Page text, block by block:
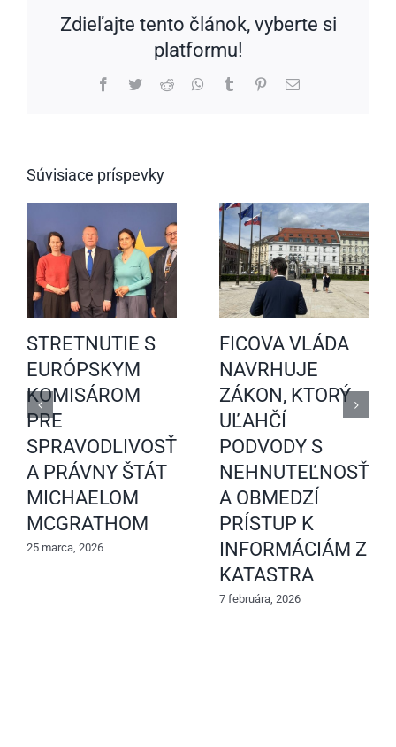
Zdieľajte tento článok, vyberte si
platformu!
Facebook
TwitterReddit WhatsApp
Tumblr PinterestEmail
Súvisiace príspevky
STRETNUTIE S
EURÓPSKYM
KOMISÁROM
PRE
SPRAVODLIVOSŤ
A PRÁVNY ŠTÁT
MICHAELOM
MCGRATHOM
25 marca, 2026
FICOVA VLÁDA
NAVRHUJE
ZÁKON, KTORÝ
UĽAHČÍ
PODVODY S
A OBMEDZÍ
PRÍSTUP K
INFORMÁCIÁM Z
KATASTRA
7 februára, 2026